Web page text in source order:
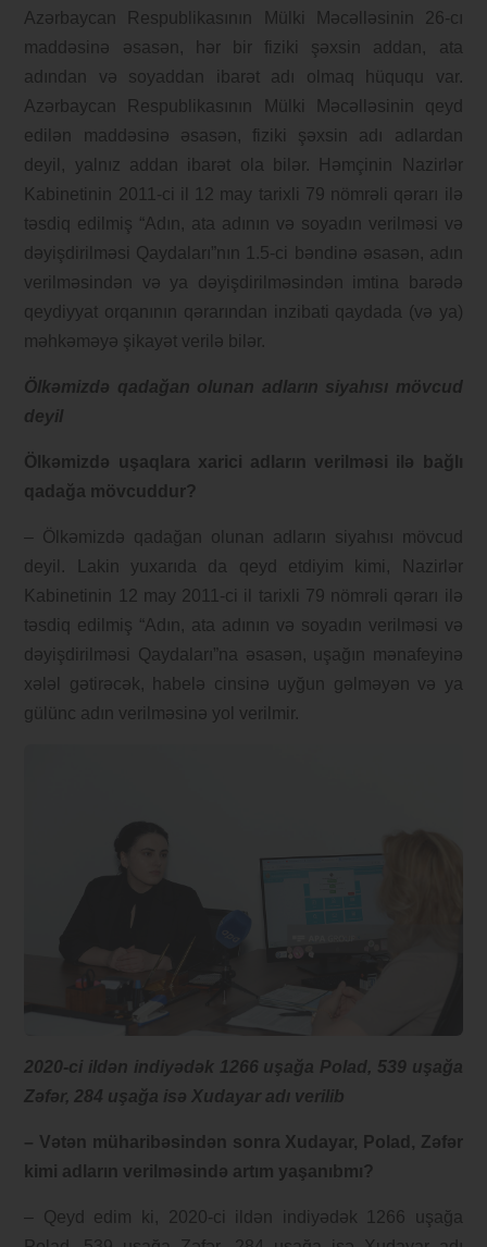
Azərbaycan Respublikasının Mülki Məcəlləsinin 26-cı
maddəsinə əsasən, hər bir fiziki şəxsin addan, ata
adından və soyaddan ibarət adı olmaq hüququ var.
Azərbaycan Respublikasının Mülki Məcəlləsinin qeyd
edilən maddəsinə əsasən, fiziki şəxsin adı adlardan
deyil, yalnız addan ibarət ola bilər. Həmçinin Nazirlər
Kabinetinin 2011-ci il 12 may tarixli 79 nömrəli qərarı ilə
təsdiq edilmiş “Adın, ata adının və soyadın verilməsi və
dəyişdirilməsi Qaydaları”nın 1.5-ci bəndinə əsasən, adın
verilməsindən və ya dəyişdirilməsindən imtina barədə
qeydiyyat orqanının qərarından inzibati qaydada (və ya)
məhkəməyə şikayət verilə bilər.
Ölkəmizdə qadağan olunan adların siyahısı mövcud
deyil
Ölkəmizdə uşaqlara xarici adların verilməsi ilə bağlı
qadağa mövcuddur?
– Ölkəmizdə qadağan olunan adların siyahısı mövcud
deyil. Lakin yuxarıda da qeyd etdiyim kimi, Nazirlər
Kabinetinin 12 may 2011-ci il tarixli 79 nömrəli qərarı ilə
təsdiq edilmiş “Adın, ata adının və soyadın verilməsi və
dəyişdirilməsi Qaydaları”na əsasən, uşağın mənafeyinə
xələl gətirəcək, habelə cinsinə uyğun gəlməyən və ya
gülünc adın verilməsinə yol verilmir.
2020-ci ildən indiyədək 1266 uşağa Polad, 539 uşağa
Zəfər, 284 uşağa isə Xudayar adı verilib
– Vətən müharibəsindən sonra Xudayar, Polad, Zəfər
kimi adların verilməsində artım yaşanıbmı?
– Qeyd edim ki, 2020-ci ildən indiyədək 1266 uşağa